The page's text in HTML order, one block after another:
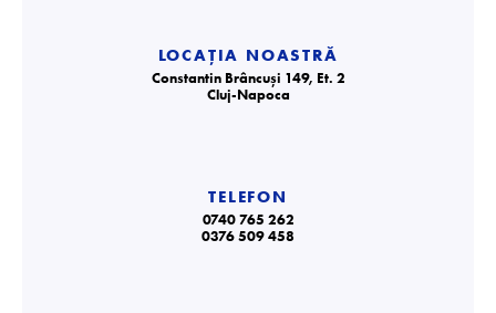
LOCAȚIA NOASTRĂ
Constantin Brâncuși 149, Et. 2
Cluj-Napoca
TELEFON
0740 765 262
0376 509 458